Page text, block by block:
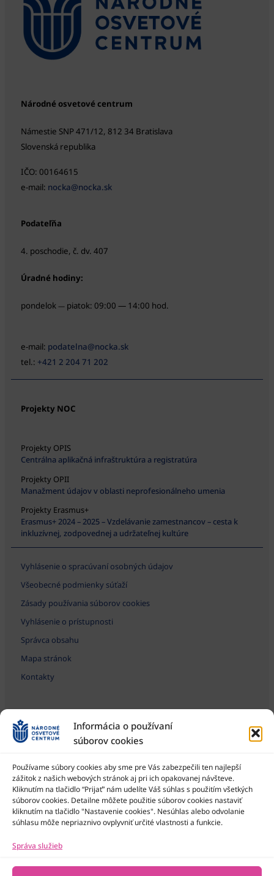
Informácia o používaní
súborov cookies
Používame súbory cookies aby sme pre Vás zabezpečili ten najlepší
zážitok z našich webových stránok aj pri ich opakovanej návšteve.
Kliknutím na tlačidlo “Prijať” nám udelíte Váš súhlas s použitím všetkých
súborov cookies. Detailne môžete použitie súborov cookies nastaviť
kliknutím na tlačidlo "Nastavenie cookies". Nesúhlas alebo odvolanie
súhlasu môže nepriaznivo ovplyvniť určité vlastnosti a funkcie.
Správa služieb
Národné osvetové centrum
Námestie SNP 471/12, 812 34 Bratislava
Slovenská republika
IČO: 00164615
e-mail: nocka@nocka.sk
Podateľňa
4. poschodie, č. dv. 407
Úradné hodiny:
pondelok — piatok: 09:00 — 14:00 hod.
e-mail: podatelna@nocka.sk
tel.: +421 2 204 71 202
Projekty NOC
Projekty OPIS
Centrálna aplikačná infraštruktúra a registratúra
Projekty OPII
Manažment údajov v oblasti neprofesionálneho umenia
Projekty Erasmus+
Erasmus+ 2024 – 2025 – Vzdelávanie zamestnancov – cesta k
inkluzívnej, zodpovednej a udržateľnej kultúre
Vyhlásenie o spracúvaní osobných údajov
Všeobecné podmienky súťaží
Zásady používania súborov cookies
Vyhlásenie o prístupnosti
Správca obsahu
Mapa stránok
Kontakty
Národné osvetové centrum je štátna príspevková organizácia
Ministerstva kultúry SR